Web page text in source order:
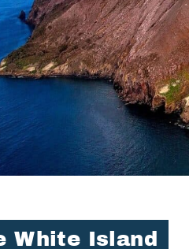
White Island